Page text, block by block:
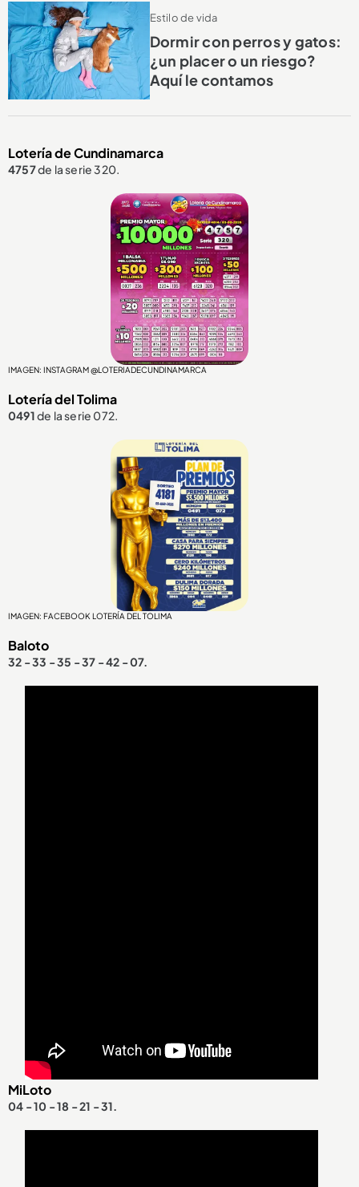
Estilo de vida
Dormir con perros y gatos:
¿un placer o un riesgo?
Aquí le contamos
Lotería de Cundinamarca
4757de la serie 320.
IMAGEN: INSTAGRAM @LOTERIADECUNDINAMARCA
Lotería del Tolima
0491de la serie 072.
IMAGEN: FACEBOOK LOTERÍA DEL TOLIMA
Baloto
32 - 33 - 35 - 37 - 42 - 07.
MiLoto
04 - 10 - 18 - 21 - 31.